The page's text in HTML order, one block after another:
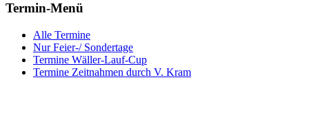
Termin-Menü
Alle Termine
Nur Feier-/ Sondertage
Termine Wäller-Lauf-Cup
Termine Zeitnahmen durch V. Kram